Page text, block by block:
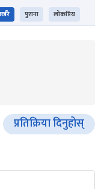
पुराना लोकप्रिय
प्रतिक्रिया दिनुहोस्